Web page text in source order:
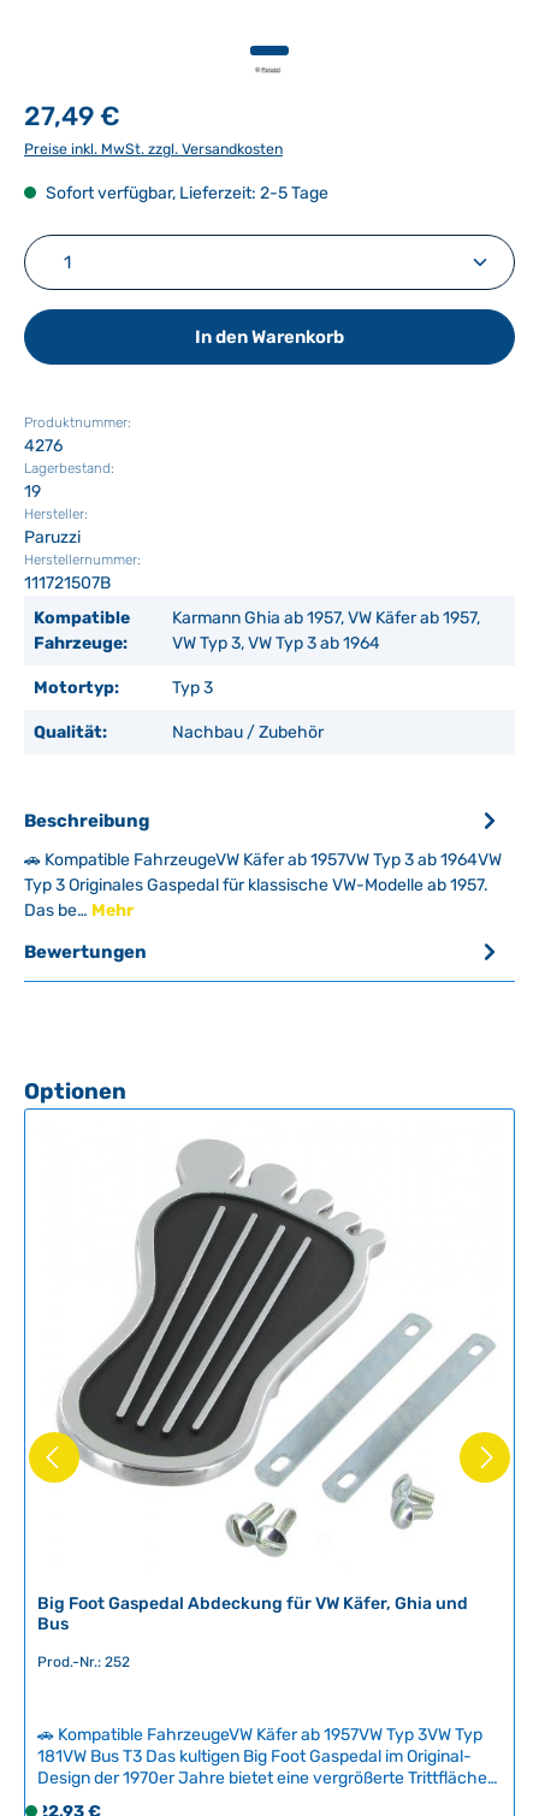
27,49 €
Preise inkl. MwSt. zzgl. Versandkosten
Sofort verfügbar, Lieferzeit: 2-5 Tage
Produkt Anzahl: Gib den gewünschten Wert ein
In den Warenkorb
Produktnummer:
4276
Lagerbestand:
19
Hersteller:
Paruzzi
Herstellernummer:
111721507B
Kompatible
Fahrzeuge:
Karmann Ghia ab 1957, VW Käfer ab 1957,
VW Typ 3, VW Typ 3 ab 1964
Motortyp: Typ 3
Qualität: Nachbau / Zubehör
Beschreibung
🚗 Kompatible FahrzeugeVW Käfer ab 1957VW Typ 3 ab 1964VW
Typ 3 Originales Gaspedal für klassische VW-Modelle ab 1957.
Das be… Mehr
Bewertungen
Produktgalerie überspringen
Optionen
Big Foot Gaspedal Abdeckung für VW Käfer, Ghia und
Bus
Prod.-Nr.: 252
🚗 Kompatible FahrzeugeVW Käfer ab 1957VW Typ 3VW Typ
181VW Bus T3 Das kultigen Big Foot Gaspedal im Original-
Design der 1970er Jahre bietet eine vergrößerte Trittfläche
Regulärer Preis:
S
22,93 €